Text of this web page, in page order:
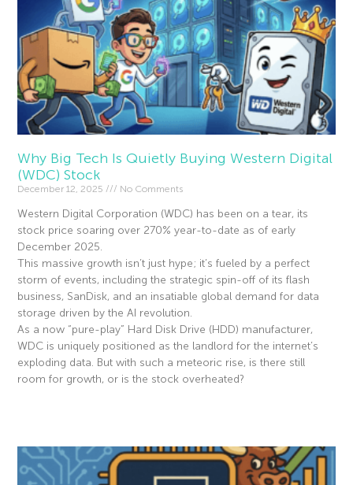
Why Big Tech Is Quietly Buying Western Digital
(WDC) Stock
December 12, 2025 No Comments
Western Digital Corporation (WDC) has been on a tear, its
stock price soaring over 270% year-to-date as of early
December 2025.
This massive growth isn’t just hype; it’s fueled by a perfect
storm of events, including the strategic spin-off of its flash
business, SanDisk, and an insatiable global demand for data
storage driven by the AI revolution.
As a now “pure-play” Hard Disk Drive (HDD) manufacturer,
WDC is uniquely positioned as the landlord for the internet’s
exploding data. But with such a meteoric rise, is there still
room for growth, or is the stock overheated?